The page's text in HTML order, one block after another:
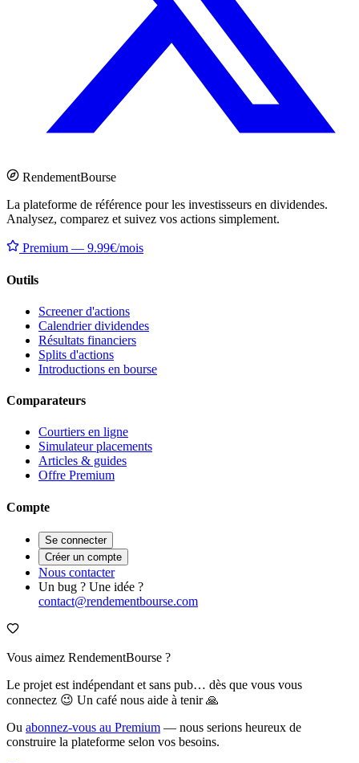
RendementBourse
La plateforme de référence pour les investisseurs en dividendes.
Analysez, comparez et suivez vos actions simplement.
Premium — 9.99€/mois
Outils
Screener d'actions
Calendrier dividendes
Résultats financiers
Splits d'actions
Introductions en bourse
Comparateurs
Courtiers en ligne
Simulateur placements
Articles & guides
Offre Premium
Compte
Se connecter
Créer un compte
Nous contacter
Un bug ? Une idée ?
contact@rendementbourse.com
Vous aimez RendementBourse ?
Le projet est indépendant et sans pub… dès que vous vous
connectez 😉 Un café nous aide à tenir 🙏
Ou abonnez-vous au Premium — nous serions heureux de
construire la plateforme selon vos besoins.